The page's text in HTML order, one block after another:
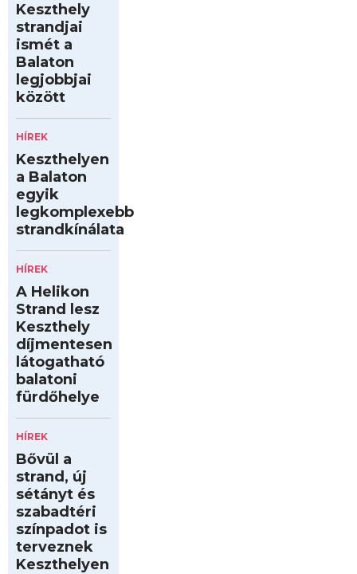
Keszthely
strandjai
ismét a
Balaton
legjobbjai
között
HÍREK
Keszthelyen
a Balaton
egyik
legkomplexebb
strandkínálata
HÍREK
A Helikon
Strand lesz
Keszthely
díjmentesen
látogatható
balatoni
fürdőhelye
HÍREK
Bővül a
strand, új
sétányt és
szabadtéri
színpadot is
terveznek
Keszthelyen